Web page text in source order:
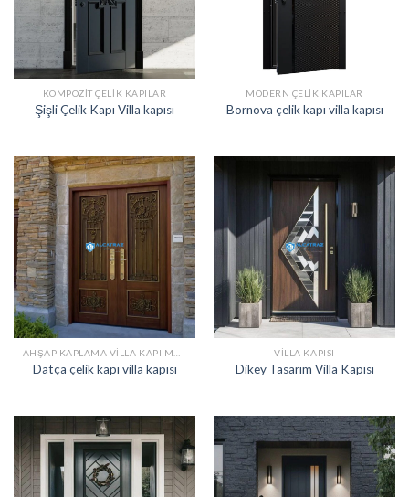
KOMPOZIT ÇELIK KAPILAR
Şişli Çelik Kapı Villa kapısı
MODERN ÇELIK KAPILAR
Bornova çelik kapı villa kapısı
AHŞAP KAPLAMA VILLA KAPI MODELLERI
Datça çelik kapı villa kapısı
VILLA KAPISI
Dikey Tasarım Villa Kapısı